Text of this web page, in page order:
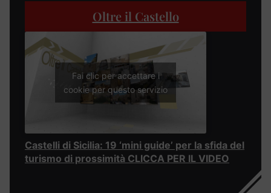
Oltre il Castello
Fai clic per accettare i
cookie per questo servizio
Castelli di Sicilia: 19 ‘mini guide’ per la sfida del
turismo di prossimità CLICCA PER IL VIDEO